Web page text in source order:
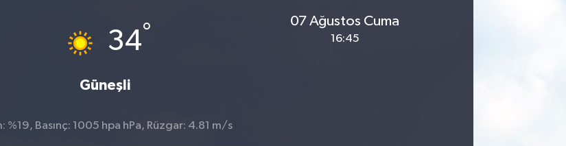
34°
Güneşli
07 Ağustos Cuma
16:45
%19, Basınç: 1005 hpa hPa, Rüzgar: 4.81 m/s